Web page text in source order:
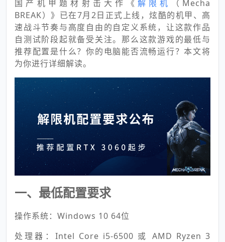
国产机甲题材射击大作《 解限机
（Mecha
BREAK）》已在7月2日正式上线，炫酷的机甲、高
速战斗节奏与高度自由的自定义系统，让这款作品
自测试阶段起就备受关注。那么这款游戏的最低与
推荐配置是什么？你的电脑能否流畅运行？本文将
为你进行详细解读。
一、最低配置要求
操作系统：Windows 10 64位
处理器：Intel Core i5-6500 或 AMD Ryzen 3